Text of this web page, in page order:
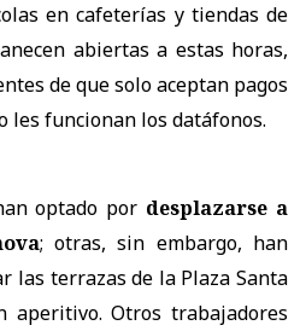
en cafeterías y tiendas de
abiertas a estas horas,
de que solo aceptan pagos
les funcionan los datáfonos.
optado por desplazarse a
; otras, sin embargo, han
las terrazas de la Plaza Santa
aperitivo. Otros trabajadores